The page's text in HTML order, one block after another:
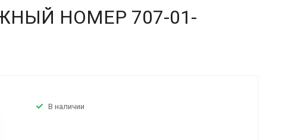
НОМЕР 707-01-
В наличии